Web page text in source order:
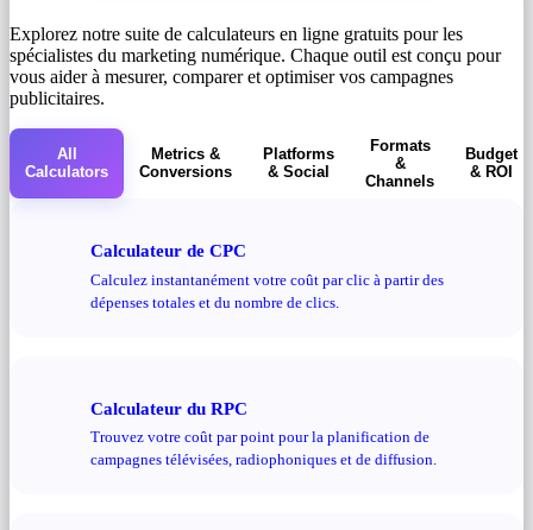
Explorez notre suite de calculateurs en ligne gratuits pour les
spécialistes du marketing numérique. Chaque outil est conçu pour
vous aider à mesurer, comparer et optimiser vos campagnes
publicitaires.
All
Calculators
Metrics &
Conversions
Platforms
& Social
Formats
&
Channels
Budget
& ROI
Calculateur de CPC
Calculez instantanément votre coût par clic à partir des
dépenses totales et du nombre de clics.
Calculateur du RPC
Trouvez votre coût par point pour la planification de
campagnes télévisées, radiophoniques et de diffusion.